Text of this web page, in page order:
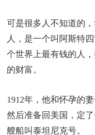
可是很多人不知道的
人，是一个叫阿斯特
个世界上最有钱的人
的财富。
1912年，他和怀孕的
然后准备回美国，定
艘船叫泰坦尼克号。